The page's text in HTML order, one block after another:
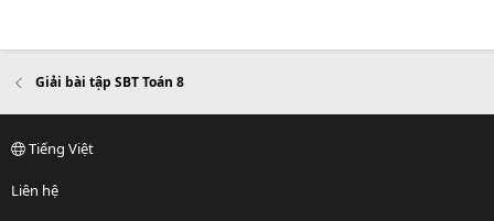
Giải bài tập SBT Toán 8
Tiếng Việt
Liên hệ